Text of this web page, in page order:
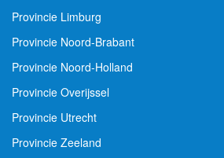
Provincie Limburg
Provincie Noord-Brabant
Provincie Noord-Holland
Provincie Overijssel
Provincie Utrecht
Provincie Zeeland